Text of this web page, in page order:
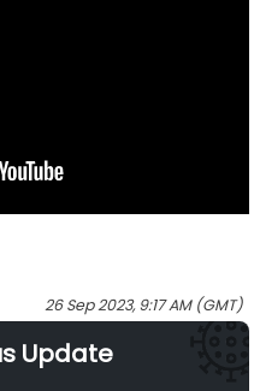
26 Sep 2023, 9:17 AM (GMT)
Update